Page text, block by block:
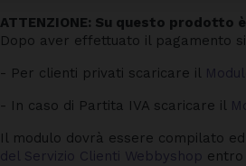
ATTENZIONE: Su questo prodotto
Dopo aver effettuato il pagamento
- Per clienti privati scaricare il
- In caso di Partita IVA scaricare il
Il modulo dovrà essere compilato
del Servizio Clienti Webbyshop